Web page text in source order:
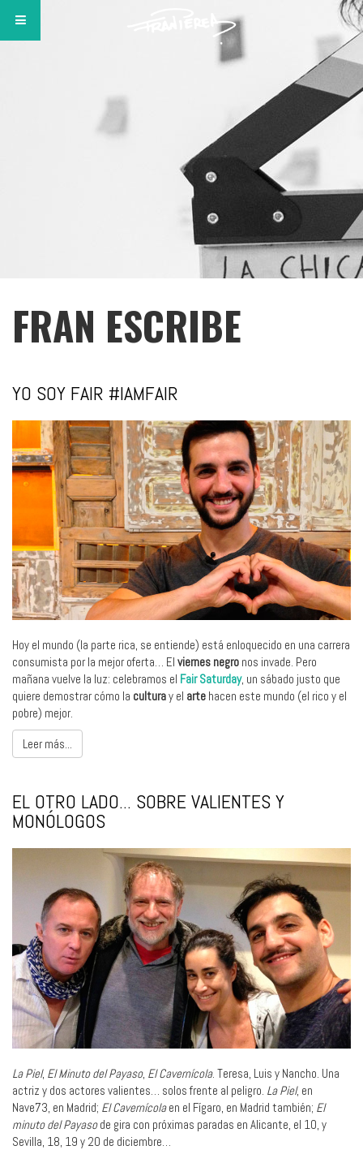
FRAN ESCRIBE
YO SOY FAIR #IAMFAIR
Hoy el mundo (la parte rica, se entiende) está enloquecido en una carrera
consumista por la mejor oferta… El viernes negro nos invade. Pero
mañana vuelve la luz: celebramos el Fair Saturday, un sábado justo que
quiere demostrar cómo la culturay el arte hacen este mundo (el rico y el
pobre) mejor.
Leer más...
EL OTRO LADO... SOBRE VALIENTES Y
MONÓLOGOS
La Piel, El Minuto del Payaso, El Cavernícola. Teresa, Luis y Nancho. Una
actriz y dos actores valientes… solos frente al peligro. La Piel, en
Nave73, en Madrid; El Cavernícolaen el Fígaro, en Madrid también; El
minuto del Payasode gira con próximas paradas en Alicante, el 10, y
Sevilla, 18, 19 y 20 de diciembre…